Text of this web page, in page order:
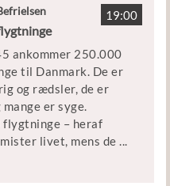
Historiker Claus
Radio Syd, Nils
’Jeg
- en
erindringer’ og
19:00
ankommer 250.000
til Danmark. De er
og rædsler, de er
er syge.
– heraf
livet, mens de ...
flygtningelejre